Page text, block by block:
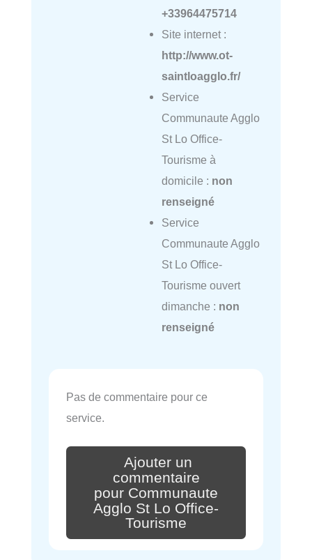
+33964475714
Site internet :
http://www.ot-
saintloagglo.fr/
Service
Communaute Agglo
St Lo Office-
Tourisme à
domicile : non
renseigné
Service
Communaute Agglo
St Lo Office-
Tourisme ouvert
dimanche : non
renseigné
Pas de commentaire pour ce
service.
Ajouter un
commentaire
pour Communaute
Agglo St Lo Office-
Tourisme